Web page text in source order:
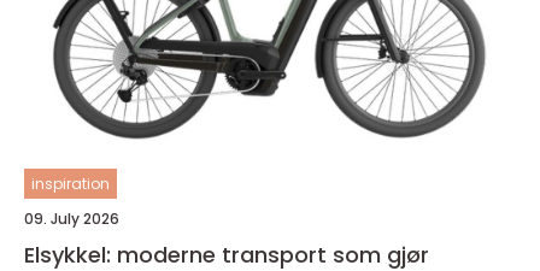
inspiration
09. July 2026
Elsykkel: moderne transport som gjør